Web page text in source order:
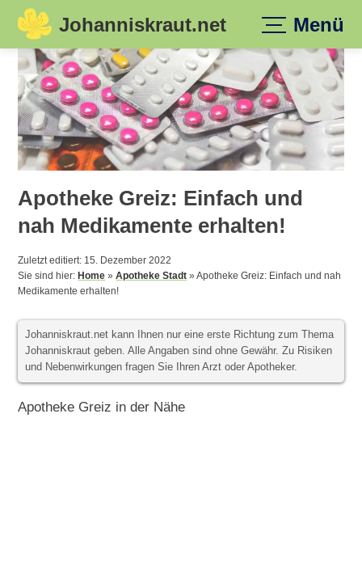
Skip
content
Johanniskraut.net Menü
Apotheke Greiz: Einfach und
nah Medikamente erhalten!
Zuletzt editiert: 15. Dezember 2022
Sie sind hier:Home »Apotheke Stadt »Apotheke Greiz: Einfach und nah
Medikamente erhalten!
Johanniskraut.net kann Ihnen nur eine erste Richtung zum Thema
Johanniskraut geben. Alle Angaben sind ohne Gewähr. Zu Risiken
und Nebenwirkungen fragen Sie Ihren Arzt oder Apotheker.
Apotheke Greiz in der Nähe